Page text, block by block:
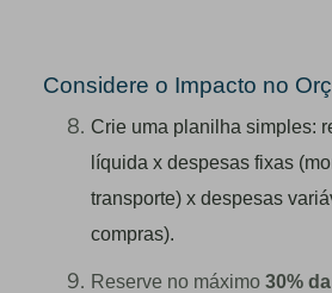
Considere o Impacto no
Crie uma planilha simples:
líquida x despesas fixas
transporte) x despesas
compras).
Reserve no máximo 30%